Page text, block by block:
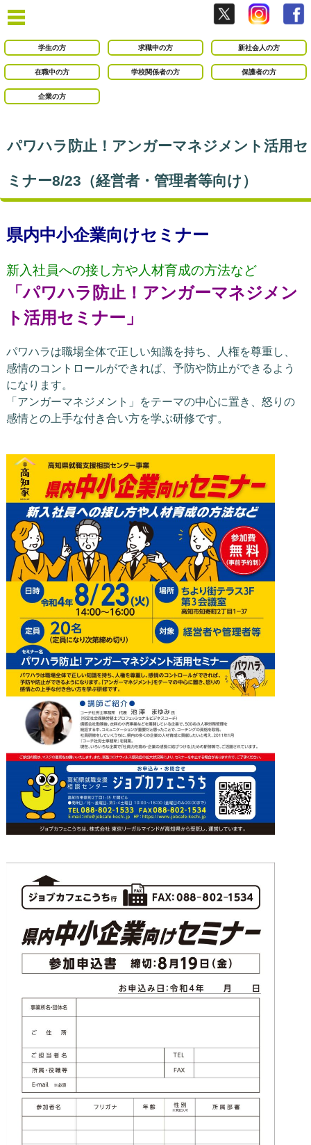
学生の方 求職中の方 新社会人の方
在職中の方 学校関係者の方 保護者の方
企業の方
パワハラ防止！アンガーマネジメント活用セ
ミナー8/23（経営者・管理者等向け）
県内中小企業向けセミナー
新入社員への接し方や人材育成の方法など
「パワハラ防止！ アンガーマネジメン
ト活用セミナー 」
パワハラは職場全体で正しい知識を持ち、人権を尊重し、
感情のコントロールができれば、予防や防止ができるよう
になります。
「アンガーマネジメント」をテーマの中心に置き、怒りの
感情との上手な付き合い方を学ぶ研修です。